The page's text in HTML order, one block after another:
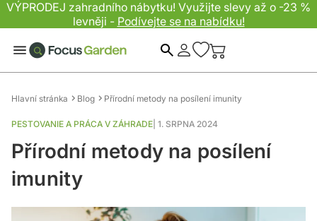
VÝPRODEJ zahradního nábytku! Využijte slevy až o -23 %
levněji - Podívejte se na nabídku!
Hlavní stránka Blog Přírodní metody na posílení imunity
PESTOVANIE A PRÁCA V ZÁHRADE 1. SRPNA 2024
Přírodní metody na posílení
imunity